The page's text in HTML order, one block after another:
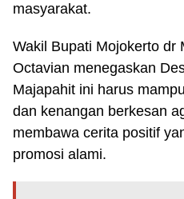
masyarakat.
Wakil Bupati Mojokerto dr
Octavian menegaskan
Majapahit ini harus
dan kenangan berkesan
membawa cerita positif
promosi alami.